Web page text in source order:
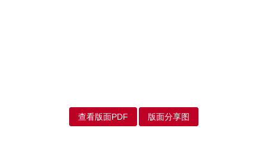
查看版面PDF 版面分享图